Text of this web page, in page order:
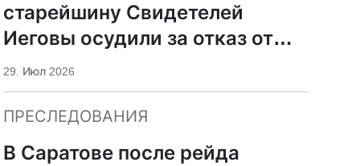
старейшину Свидетелей
Иеговы осудили за отказ от
мобилизации
29. Июл 2026
ПРЕСЛЕДОВАНИЯ
В Саратове после рейда